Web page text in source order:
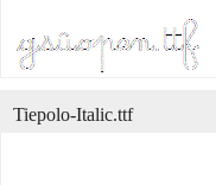
Tiepolo-Italic.ttf